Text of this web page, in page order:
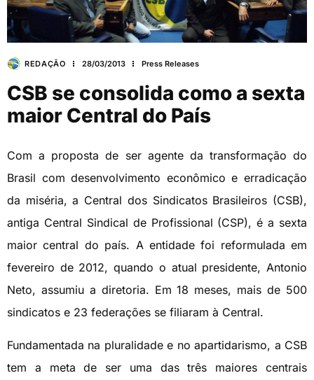
REDAÇÃO 28/03/2013 Press Releases
CSB se consolida como a sexta
maior Central do País
Com a proposta de ser agente da transformação do
Brasil com desenvolvimento econômico e erradicação
da miséria, a Central dos Sindicatos Brasileiros (CSB),
antiga Central Sindical de Profissional (CSP), é a sexta
maior central do país. A entidade foi reformulada em
fevereiro de 2012, quando o atual presidente, Antonio
Neto, assumiu a diretoria. Em 18 meses, mais de 500
sindicatos e 23 federações se filiaram à Central.
Fundamentada na pluralidade e no apartidarismo, a CSB
tem a meta de ser uma das três maiores centrais